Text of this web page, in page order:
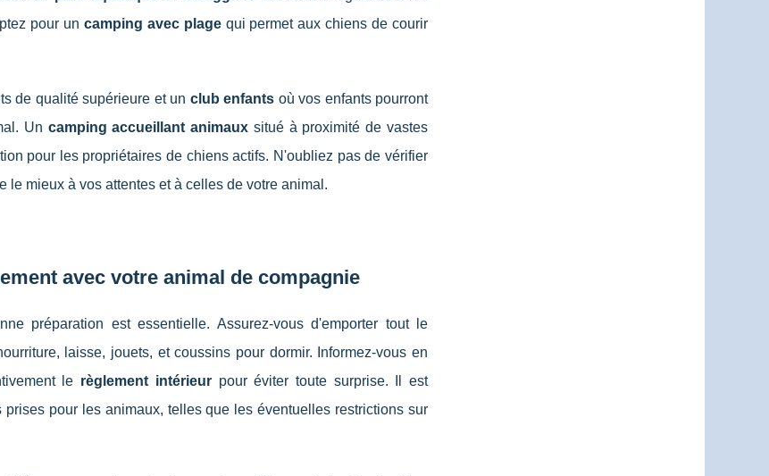
pour un camping avec plagequi permet aux chiens de courir
de qualité supérieure et un club enfants où vos enfants pourront
Un camping accueillant animaux situé à proximité de vastes
pour les propriétaires de chiens actifs. N'oubliez pas de vérifier
le mieux à vos attentes et à celles de votre animal.
avec votre animal de compagnie
préparation est essentielle. Assurez-vous d'emporter tout le
laisse, jouets, et coussins pour dormir. Informez-vous en
le règlement intérieurpour éviter toute surprise. Il est
prises pour les animaux, telles que les éventuelles restrictions sur